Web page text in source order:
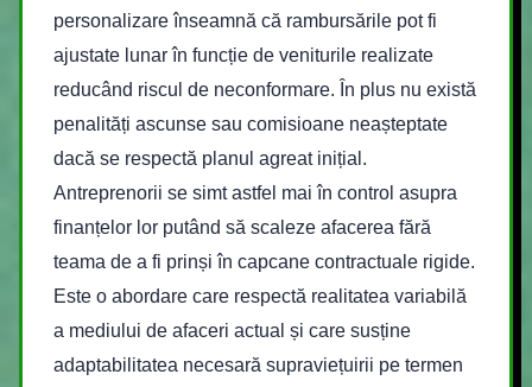
personalizare înseamnă că rambursările pot fi
ajustate lunar în funcție de veniturile realizate
reducând riscul de neconformare. În plus nu există
penalități ascunse sau comisioane neașteptate
dacă se respectă planul agreat inițial.
Antreprenorii se simt astfel mai în control asupra
finanțelor lor putând să scaleze afacerea fără
teama de a fi prinși în capcane contractuale rigide.
Este o abordare care respectă realitatea variabilă
a mediului de afaceri actual și care susține
adaptabilitatea necesară supraviețuirii pe termen